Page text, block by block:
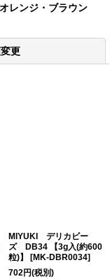
オレンジ・ブラウン
更
MIYUKI デリカビー
ズ DB34 【3g入(約600
粒)】
[MK-DBR0034]
702円(税別)